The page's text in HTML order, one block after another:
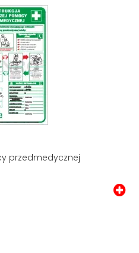
przedmedycznej